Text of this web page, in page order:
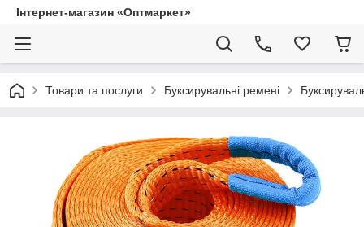
Інтернет-магазин «Оптмаркет»
Товари та послуги Буксирувальні ремені